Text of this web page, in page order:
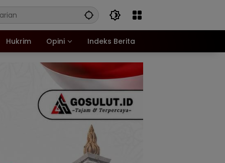
Hukrim Opini Indeks Berita